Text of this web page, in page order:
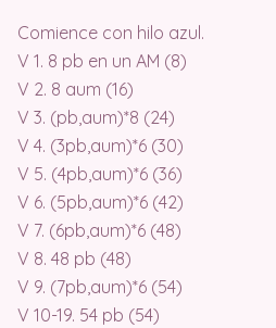
Comience con hilo azul.
V 1. 8 pb en un AM (8)
V 2. 8 aum (16)
V 3. (pb,aum)*8 (24)
V 4. (3pb,aum)*6 (30)
V 5. (4pb,aum)*6 (36)
V 6. (5pb,aum)*6 (42)
V 7. (6pb,aum)*6 (48)
V 8. 48 pb (48)
V 9. (7pb,aum)*6 (54)
V 10-19. 54 pb (54)